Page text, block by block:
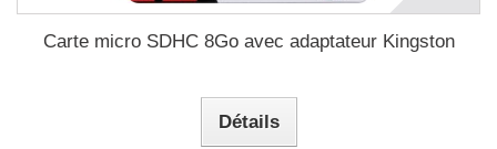
Carte micro SDHC 8Go avec adaptateur Kingston
Détails